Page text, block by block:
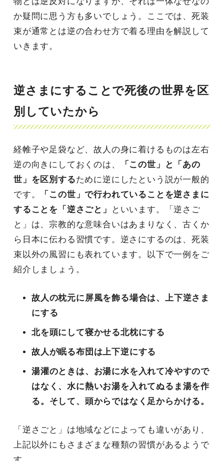
か疑問に思う方も多いでしょう。ここでは、死装
束が通常とは逆の合わせ方で着る理由を解説して
いきます。
逆さまにすることで死後の世界を区
別していたから
経帷子や足袋など、故人の身に着けるものは左右
逆の向きにしておくのは、
「この世」と「あの
世」を区別するために逆にしたという説が一般的
です。
「この世」で行われていることを逆さまに
することを「逆さごと」
といいます。「逆さご
と」は、宗教的な意味合いはあまりなく、古くか
ら日本に伝わる習慣です。逆さにするのは、死装
束以外の風習にも表れています。以下で一例をご
紹介しましょう。
故人の枕元に屏風を飾る場合は、上下逆さま
にする
北を頭にして寝かせる北枕にする
故人が眠る布団は上下逆にする
湯灌のときは、お湯に水を入れて冷やすので
はなく、水に熱いお湯を入れてぬるま湯を作
る。そして、頭からではなく足からかける。
「逆さごと」は地域などによっても違いがあり、
上記以外にもさまざまな種類の習慣があるようで